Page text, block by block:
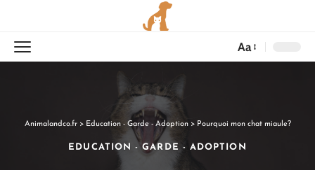
Aa
Animalandco.fr> Education - Garde - Adoption> Pourquoi mon chat miaule?
EDUCATION - GARDE - ADOPTION